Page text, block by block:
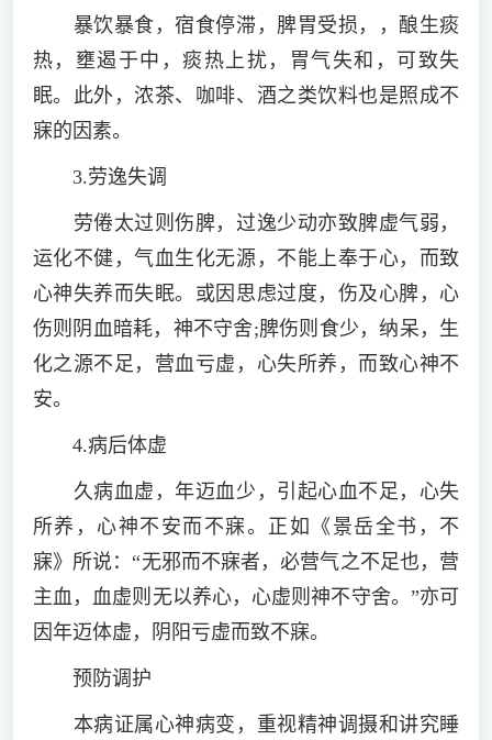
暴饮暴食，宿食停滞，脾胃受损，，酿生痰
热，壅遏于中，痰热上扰，胃气失和，可致失
眠。此外，浓茶、咖啡、酒之类饮料也是照成不
寐的因素。
3.劳逸失调
劳倦太过则伤脾，过逸少动亦致脾虚气弱，
运化不健，气血生化无源，不能上奉于心，而致
心神失养而失眠。或因思虑过度，伤及心脾，心
伤则阴血暗耗，神不守舍;脾伤则食少，纳呆，生
化之源不足，营血亏虚，心失所养，而致心神不
安。
4.病后体虚
久病血虚，年迈血少，引起心血不足，心失
所养，心神不安而不寐。正如《景岳全书，不
寐》所说：“无邪而不寐者，必营气之不足也，营
主血，血虚则无以养心，心虚则神不守舍。”亦可
因年迈体虚，阴阳亏虚而致不寐。
预防调护
本病证属心神病变，重视精神调摄和讲究睡